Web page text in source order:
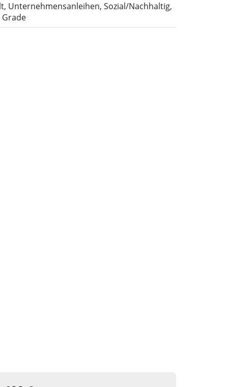
Unternehmensanleihen, Sozial/Nachhaltig,